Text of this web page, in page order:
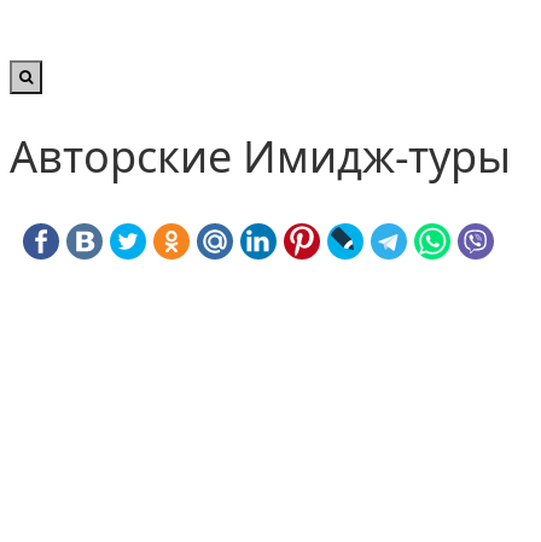
Авторские Имидж-туры